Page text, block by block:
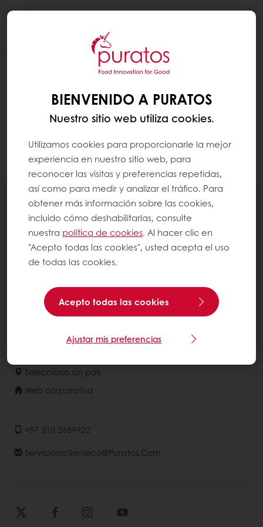
¿PUEDO CAMBIAR O CANCELAR MI
PEDIDO DESPUÉS DE HABERLO
REALIZADO?
favorcontáctenospor correo electrónico o
teléfono.
BIENVENIDO A PURATOS
Nuestro sitio web utiliza cookies.
Utilizamos cookies para proporcionarle la mejor
experiencia en nuestro sitio web, para
reconocer las visitas y preferencias repetidas,
así como para medir y analizar el tráfico. Para
obtener más información sobre las cookies,
incluido cómo deshabilitarlas, consulte
nuestra política de cookies. Al hacer clic en
"Acepto todas las cookies", usted acepta el uso
de todas las cookies.
Acepto todas las cookies
Ajustar mis preferencias
Productos
Recetas
Servicios
Insights del Consumidor
Acerca de Puratos
NOTICIAS
Base de conocimientos
Selecciona un país
Web corporativa
+57 310 2689922
Servicioalclienteco@puratos.com